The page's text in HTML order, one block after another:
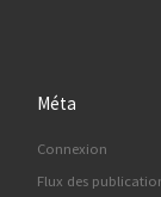
Méta
Connexion
Flux des